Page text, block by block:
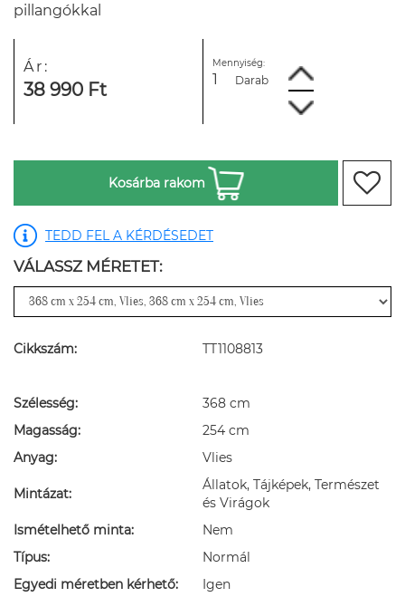
pillangókkal
Ár:
38 990 Ft
Mennyiség:
Darab
Kosárba rakom
TEDD FEL A KÉRDÉSEDET
VÁLASSZ MÉRETET:
Cikkszám: TT1108813
Szélesség:
368 cm
Magasság:
254 cm
Anyag:
Vlies
Mintázat:
Állatok, Tájképek, Természet
és Virágok
Ismételhető minta:
Nem
Típus:
Normál
Egyedi méretben kérhető:
Igen